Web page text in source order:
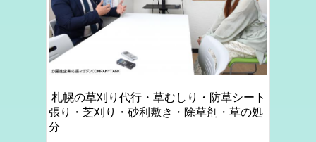
札幌の草刈り代行・草むしり・防草シート
張り・芝刈り・砂利敷き・除草剤・草の処
分